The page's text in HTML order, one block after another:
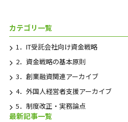
カテゴリ一覧
1．IT受託会社向け資金戦略
2．資金戦略の基本原則
3．創業融資関連アーカイブ
4．外国人経営者支援アーカイブ
5．制度改正・実務論点
最新記事一覧